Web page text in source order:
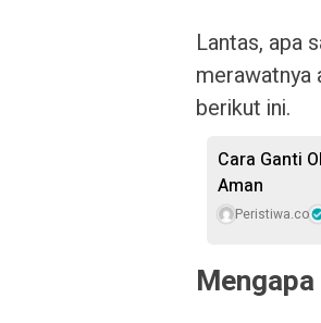
Lantas, apa
merawatnya
berikut ini.
Cara Ganti
Aman
Peristiwa.co